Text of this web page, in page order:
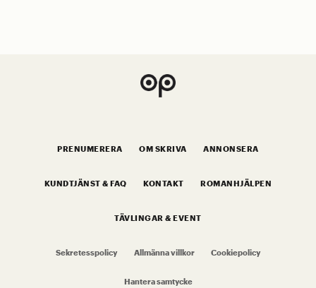
PRENUMERERA OM SKRIVA ANNONSERA
KUNDTJÄNST & FAQ KONTAKT ROMANHJÄLPEN
TÄVLINGAR & EVENT
Sekretesspolicy Allmänna villkor Cookiepolicy
Hantera samtycke